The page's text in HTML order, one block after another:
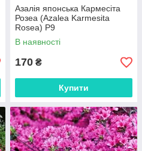
Азалія японська Кармесіта
Розеа (Azalea Karmesita
Rosea) P9
В наявності
170 ₴
Купити